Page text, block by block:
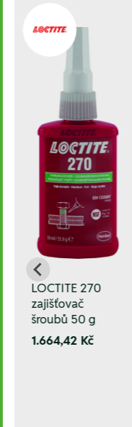
LOCTITE 270
zajišťovač
šroubů 50 g
1.664,42 Kč